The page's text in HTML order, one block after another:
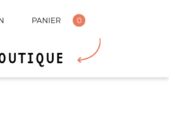
PANIER 0